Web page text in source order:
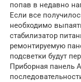
попав в недавно
Если все
необходимо
стабилизатор
ремонтируемую
подсветки будут
Приборная панель